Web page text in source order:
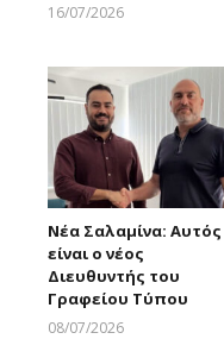
16/07/2026
Νέα Σαλαμίνα: Αυτός
είναι ο νέος
Διευθυντής του
Γραφείου Τύπου
08/07/2026